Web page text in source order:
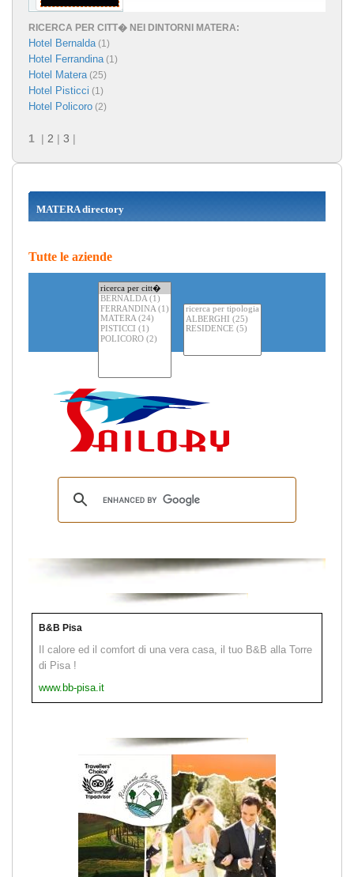
RICERCA PER CITT� NEI DINTORNI MATERA:
Hotel Bernalda(1)
Hotel Ferrandina(1)
Hotel Matera(25)
Hotel Pisticci (1)
Hotel Policoro (2)
1 | 2 | 3 |
MATERA directory
Tutte le aziende
B&B Pisa
Il calore ed il comfort di una vera casa, il tuo B&B alla Torre
di Pisa !
www.bb-pisa.it